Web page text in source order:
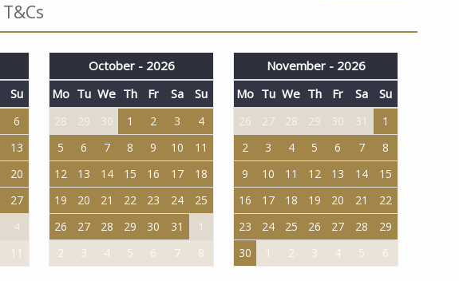
T&Cs
Su
6
13
20
27
4
11
October - 2026
Mo Tu We Th Fr Sa Su
28 29 30 1 2 3
4
5
6 7 8 9 10
11
12
13 14 15 16 17
18
19
20 21 22 23 24
25
26
27 28 29 30 31
1
2
3 4 5 6 7 8
November - 2026
Mo Tu We Th Fr Sa Su
26 27 28 29 30 31
1
2
3 4 5 6 7
8
9
10 11 12 13 14
15
16
17 18 19 20 21
22
23
24 25 26 27 28
29
30
1 2 3 4 5 6